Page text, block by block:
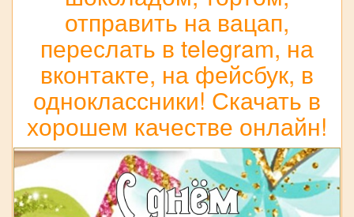
отправить на вацап,
переслать в telegram, на
вконтакте, на фейсбук, в
одноклассники! Скачать в
хорошем качестве онлайн!